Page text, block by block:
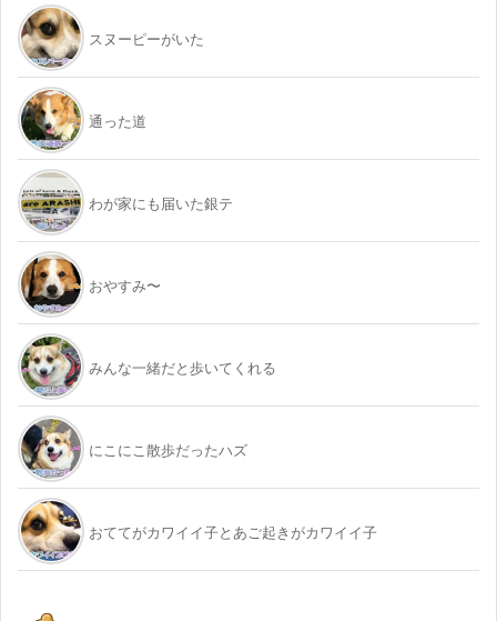
スヌーピーがいた
通った道
わが家にも届いた銀テ
おやすみ〜
みんな一緒だと歩いてくれる
にこにこ散歩だったハズ
おててがカワイイ子とあご起きがカワイイ子